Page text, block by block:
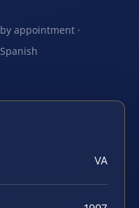
appointment ·
VA